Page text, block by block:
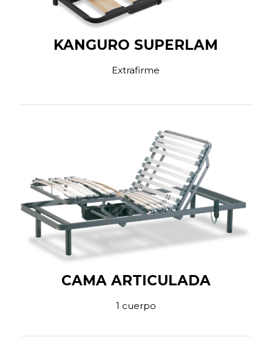
KANGURO SUPERLAM
Extrafirme
CAMA ARTICULADA
1 cuerpo